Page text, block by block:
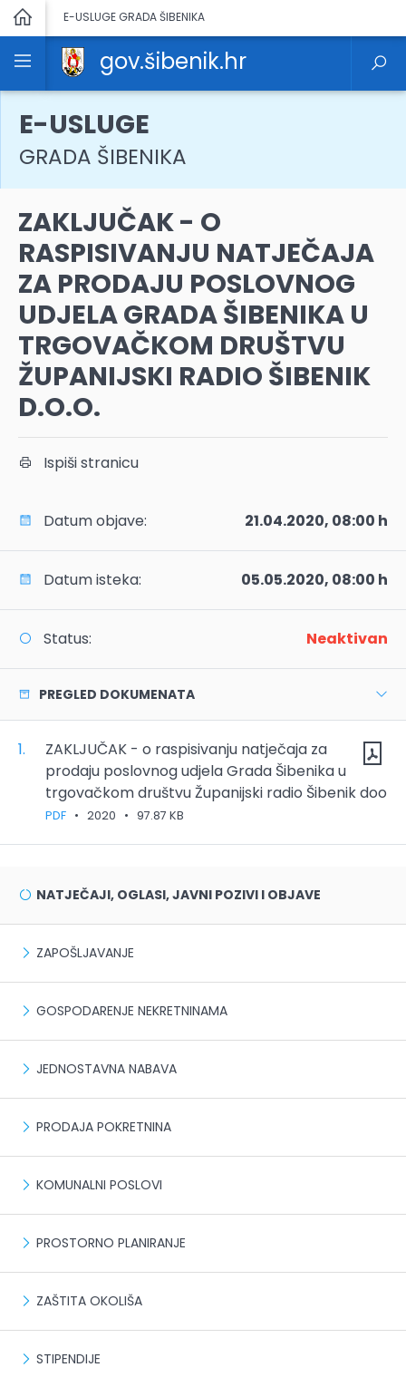
E-USLUGE GRADA ŠIBENIKA
gov.šibenik.hr
E-USLUGE
GRADA ŠIBENIKA
ZAKLJUČAK - O
RASPISIVANJU NATJEČAJA
ZA PRODAJU POSLOVNOG
UDJELA GRADA ŠIBENIKA U
TRGOVAČKOM DRUŠTVU
ŽUPANIJSKI RADIO ŠIBENIK
D.O.O.
Ispiši stranicu
Datum objave: 21.04.2020, 08:00 h
Datum isteka: 05.05.2020, 08:00 h
Status: Neaktivan
PREGLED DOKUMENATA
1.
ZAKLJUČAK - o raspisivanju natječaja za
prodaju poslovnog udjela Grada Šibenika u
trgovačkom društvu Županijski radio Šibenik doo
PDF • 2020 • 97.87 KB
NATJEČAJI, OGLASI, JAVNI POZIVI I OBJAVE
ZAPOŠLJAVANJE
GOSPODARENJE NEKRETNINAMA
JEDNOSTAVNA NABAVA
PRODAJA POKRETNINA
KOMUNALNI POSLOVI
PROSTORNO PLANIRANJE
ZAŠTITA OKOLIŠA
STIPENDIJE